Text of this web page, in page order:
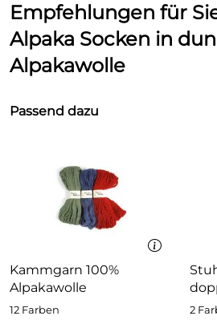
Empfehlungen für
Alpaka Socken in
Alpakawolle
Passend dazu
Kammgarn 100%
Alpakawolle
12 Farben
2